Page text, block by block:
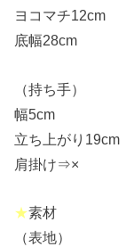
ヨコマチ12cm
底幅28cm
（持ち手）
幅5cm
立ち上がり19cm
肩掛け⇒×
★素材
（表地）